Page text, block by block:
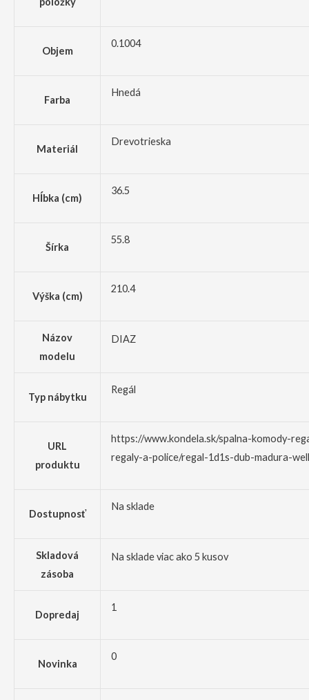
Objem
0.1004
Farba
Hnedá
Materiál
Drevotrieska
Hĺbka (cm)
36.5
Šírka
55.8
Výška (cm)
210.4
Názov
modelu
DIAZ
Typ nábytku
Regál
URL
produktu
https://www.kondela.sk/spalna-komody-
regaly-a-police/regal-1d1s-dub-madura-
Dostupnosť
Na sklade
Skladová
zásoba
Na sklade viac ako 5 kusov
Dopredaj
1
Novinka
0